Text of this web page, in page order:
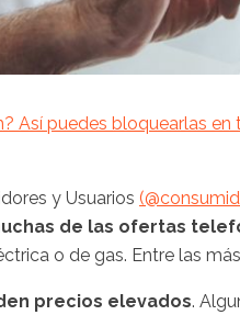
Así puedes bloquearlas en
y Usuarios
de las ofertas
o de gas. Entre las
precios elevados.